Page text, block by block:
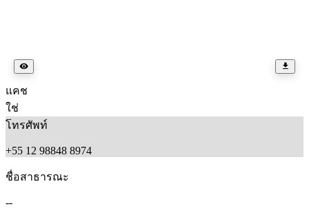
แคช
ใช่
โทรศัพท์
+55 12 98848 8974
ชื่อสาธารณะ
--